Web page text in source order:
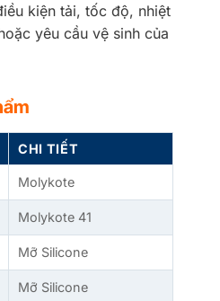
kiện tải, tốc độ, nhiệt
yêu cầu vệ sinh của
CHI TIẾT
Molykote
Molykote 41
Mỡ Silicone
Mỡ Silicone